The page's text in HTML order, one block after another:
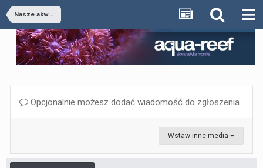
Nasze akwaria
Opcjonalnie możesz dodać wiadomość do zgłoszenia.
Wstaw inne media